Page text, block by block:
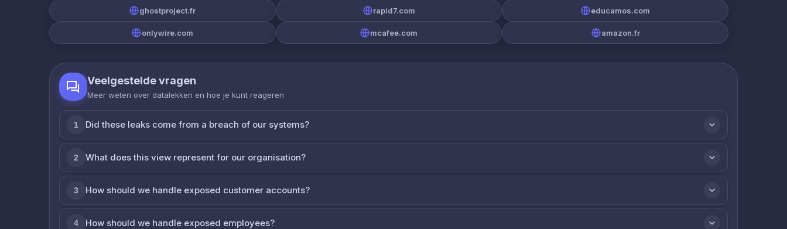
ghostproject.fr rapid7.com educamos.com
onlywire.com mcafee.com amazon.fr
Veelgestelde vragen
Meer weten over datalekken en hoe je kunt reageren
1 Did these leaks come from a breach of our systems?
2 What does this view represent for our organisation?
3 How should we handle exposed customer accounts?
4 How should we handle exposed employees?